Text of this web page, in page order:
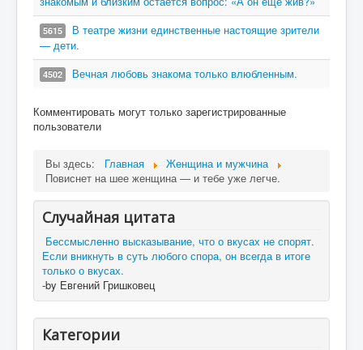
5615
В театре жизни единственные настоящие зрители
— дети.
4502 Вечная любовь знакома только влюбленным.
Комментировать могут только зарегистрированные
пользователи
Вы здесь: Главная
Женщина и мужчина
Повиснет на шее женщина — и тебе уже легче.
Случайная цитата
Бессмысленно высказывание, что о вкусах не спорят.
Если вникнуть в суть любого спора, он всегда в итоге
только о вкусах.
-by Евгений Гришковец
Категории